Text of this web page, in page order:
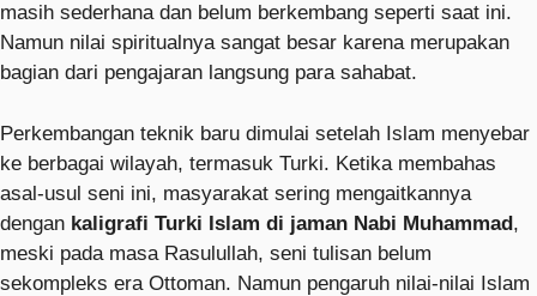
masih sederhana dan belum berkembang seperti saat ini.
Namun nilai spiritualnya sangat besar karena merupakan
bagian dari pengajaran langsung para sahabat.
Perkembangan teknik baru dimulai setelah Islam menyebar
ke berbagai wilayah, termasuk Turki. Ketika membahas
asal-usul seni ini, masyarakat sering mengaitkannya
dengan kaligrafi Turki Islam di jaman Nabi Muhammad,
meski pada masa Rasulullah, seni tulisan belum
sekompleks era Ottoman. Namun pengaruh nilai-nilai Islam